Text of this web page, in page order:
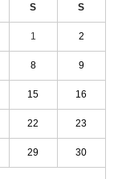
S S
1 2
8 9
15 16
22 23
29 30